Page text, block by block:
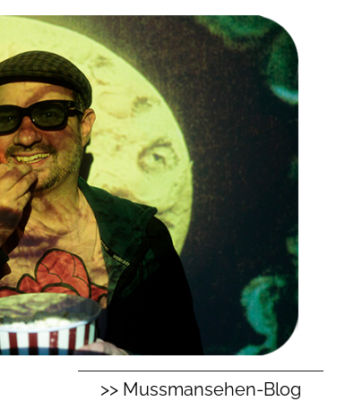
>> Mussmansehen-Blog